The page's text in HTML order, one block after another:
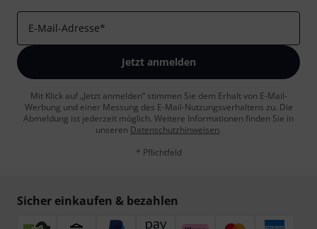
E-Mail-Adresse*
Jetzt anmelden
Mit Klick auf „Jetzt anmelden“ stimmen Sie dem Erhalt von E-Mail-
Werbung und einer Messung des E-Mail-Nutzungsverhaltens zu. Die
Abmeldung ist jederzeit möglich. Weitere Informationen finden Sie in
unseren Datenschutzhinweisen.
* Pflichtfeld
Sicher einkaufen & bezahlen